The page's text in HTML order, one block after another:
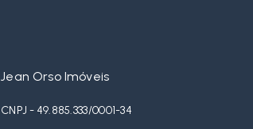
Jean Orso Imóveis
CNPJ - 49.885.333/0001-34